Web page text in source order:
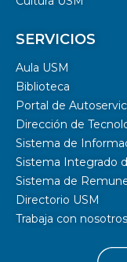
SERVICIOS
Aula USM
Biblioteca
Portal de
Dirección de
Sistema de
Sistema Integrado
Sistema de
Directorio USM
Trabaja con nosotros